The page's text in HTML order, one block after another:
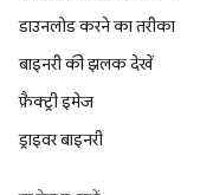
डाउनलोड करने का तरीका
बाइनरी की झलक देखें
फ़ैक्ट्री इमेज
ड्राइवर बाइनरी